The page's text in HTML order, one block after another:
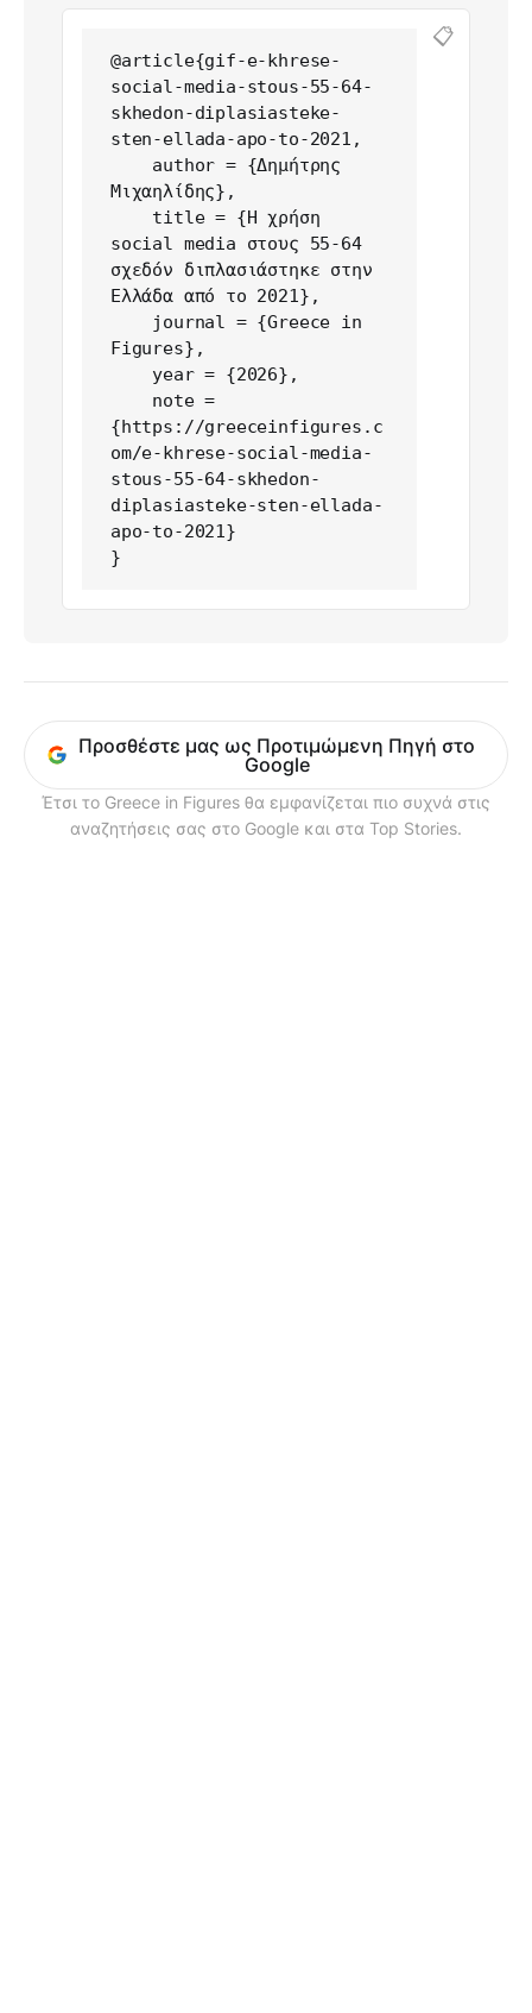
@article{gif-e-khrese-
social-media-stous-55-64-
skhedon-diplasiasteke-
sten-ellada-apo-to-2021,
Μιχαηλίδης},
social media στους 55-64
σχεδόν διπλασιάστηκε στην
Ελλάδα από το 2021},
Figures},
{https://greeceinfigures.c
om/e-khrese-social-media-
stous-55-64-skhedon-
diplasiasteke-sten-ellada-
apo-to-2021}
}
📋
Προσθέστε μας ως Προτιμώμενη Πηγή στο
Google
Έτσι το Greece in Figures θα εμφανίζεται πιο συχνά στις
αναζητήσεις σας στο Google και στα Top Stories.